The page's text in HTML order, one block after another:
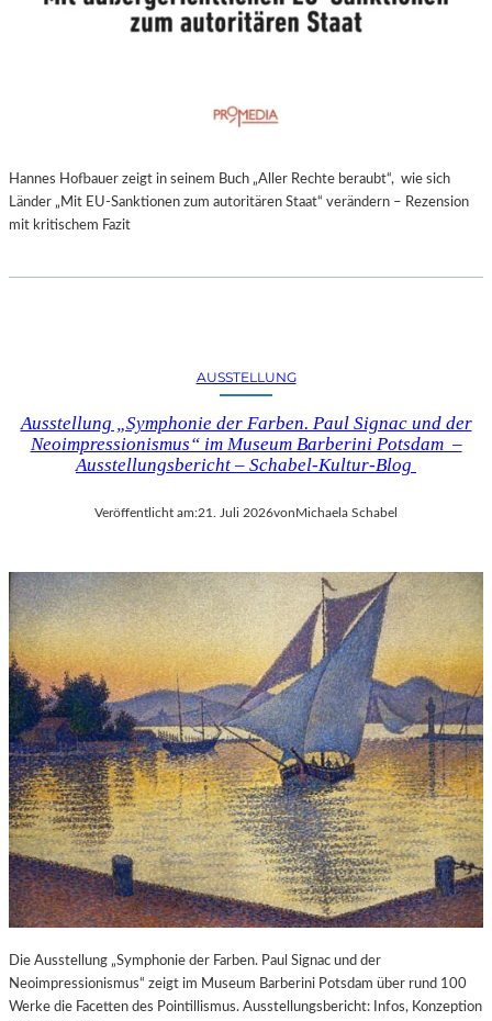
Hannes Hofbauer zeigt in seinem Buch „Aller Rechte beraubt“, wie sich
Länder „Mit EU-Sanktionen zum autoritären Staat“ verändern – Rezension
mit kritischem Fazit
AUSSTELLUNG
Ausstellung „Symphonie der Farben. Paul Signac und der
Neoimpressionismus“ im Museum Barberini Potsdam –
Ausstellungsbericht – Schabel-Kultur-Blog
Veröffentlicht am:21. Juli 2026vonMichaela Schabel
Die Ausstellung „Symphonie der Farben. Paul Signac und der
Neoimpressionismus“ zeigt im Museum Barberini Potsdam über rund 100
Werke die Facetten des Pointillismus. Ausstellungsbericht: Infos, Konzeption